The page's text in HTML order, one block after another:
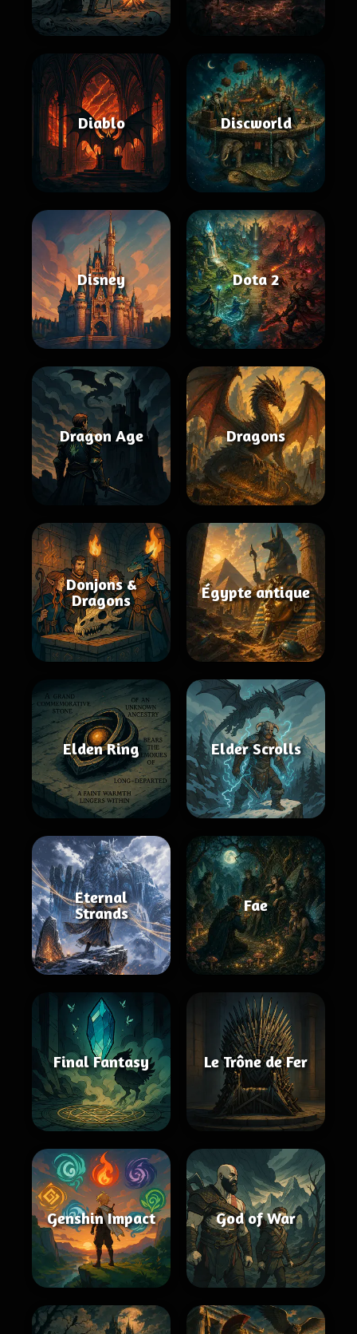
Diablo Discworld
Disney Dota 2
Dragon Age Dragons
Donjons &
Dragons
Égypte antique
Elden Ring Elder Scrolls
Eternal
Strands
Fae
Final Fantasy Le Trône de Fer
Genshin Impact God of War